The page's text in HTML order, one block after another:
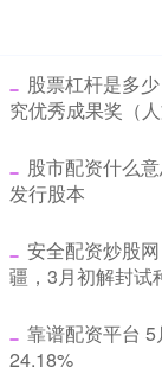
股票杠杆是多
究优秀成果奖（人
股市配资什么
发行股本
安全配资炒股
疆，3月初解封试
靠谱配资平台
24.18%